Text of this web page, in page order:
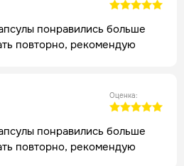
понравились больше
повторно, рекомендую
Оценка:
понравились больше
повторно, рекомендую